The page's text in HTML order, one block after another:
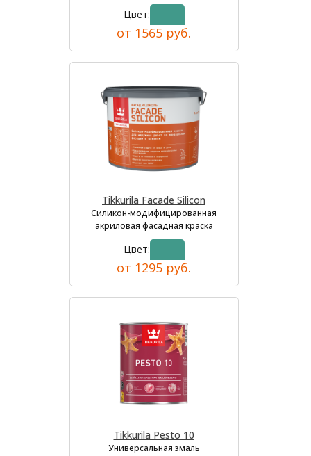
Цвет:
от 1565 руб.
Tikkurila Facade Silicon
Силикон-модифицированная
акриловая фасадная краска
Цвет:
от 1295 руб.
Tikkurila Pesto 10
Универсальная эмаль